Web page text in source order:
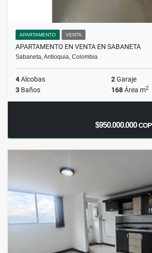
APARTAMENTO VENTA
APARTAMENTO EN VENTA EN SABANETA
Sabaneta, Antioquia, Colombia
4Alcobas 2Garaje
3 Baños 168Área m2
$950.000.000COP